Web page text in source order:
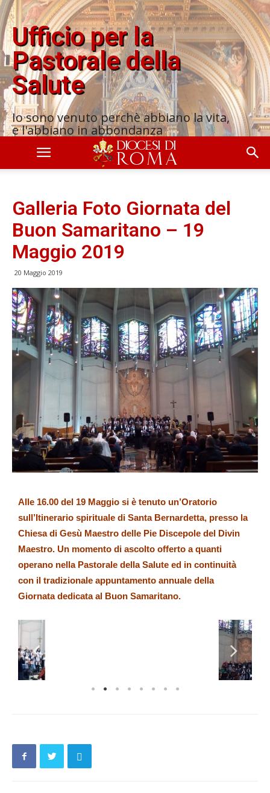
Ufficio per la
Pastorale della
Salute
Io sono venuto perchè abbiano la vita,
e l'abbiano in abbondanza
Galleria Foto Giornata del
Buon Samaritano – 19
Maggio 2019
20 Maggio 2019
Alle 16.00 del 19 Maggio si è tenuto un’Oratorio
sull’Itinerario spirituale di Santa Bernardetta, presso la
Chiesa di Gesù Maestro delle Pie Discepole del Divin
Maestro. Un momento di ascolto offerto a quanti
operano nella Pastorale della Salute ed in continuità
con il tradizionale appuntamento annuale della
Giornata dedicata al Buon Samaritano.